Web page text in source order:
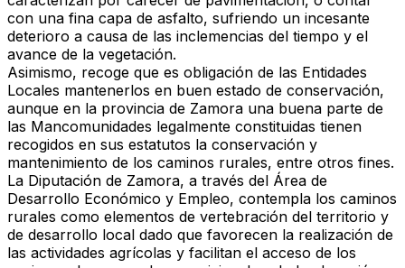
con una fina capa de asfalto, sufriendo un incesante
deterioro a causa de las inclemencias del tiempo y el
avance de la vegetación.
Asimismo, recoge que es obligación de las Entidades
Locales mantenerlos en buen estado de conservación,
aunque en la provincia de Zamora una buena parte de
las Mancomunidades legalmente constituidas tienen
recogidos en sus estatutos la conservación y
mantenimiento de los caminos rurales, entre otros fines.
La Diputación de Zamora, a través del Área de
Desarrollo Económico y Empleo, contempla los caminos
rurales como elementos de vertebración del territorio y
de desarrollo local dado que favorecen la realización de
las actividades agrícolas y facilitan el acceso de los